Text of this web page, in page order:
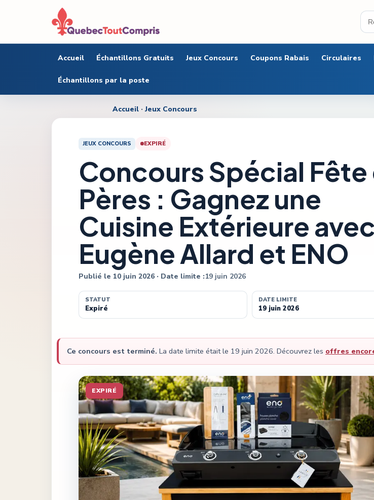
Accueil Échantillons Gratuits Jeux Concours Coupons Rabais Circulaires
Échantillons par la poste
Accueil ·Jeux Concours
JEUX CONCOURS EXPIRÉ
Concours Spécial Fête
Pères : Gagnez une
Cuisine Extérieure avec
Eugène Allard et ENO
Publié le 10 juin 2026 · Date limite :19 juin 2026
STATUT
Expiré
DATE LIMITE
19 juin 2026
Ce concours est terminé. La date limite était le 19 juin 2026. Découvrez les offres
EXPIRÉ